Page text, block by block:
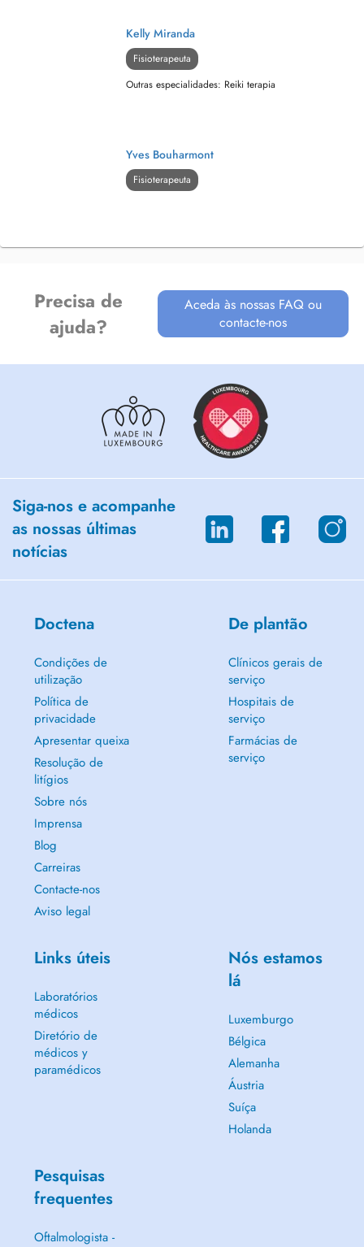
Kelly Miranda
Fisioterapeuta
Outras especialidades: Reiki terapia
Yves Bouharmont
Fisioterapeuta
Precisa de
ajuda?
Aceda às nossas FAQ ou
contacte-nos
Siga-nos e acompanhe
as nossas últimas
notícias
Doctena
Condições de
utilização
Política de
privacidade
Apresentar queixa
Resolução de
litígios
Sobre nós
Imprensa
Blog
Carreiras
Contacte-nos
Aviso legal
De plantão
Clínicos gerais de
serviço
Hospitais de
serviço
Farmácias de
serviço
Links úteis
Laboratórios
médicos
Diretório de
médicos y
paramédicos
Nós estamos
lá
Luxemburgo
Bélgica
Alemanha
Áustria
Suíça
Holanda
Pesquisas
frequentes
Oftalmologista -